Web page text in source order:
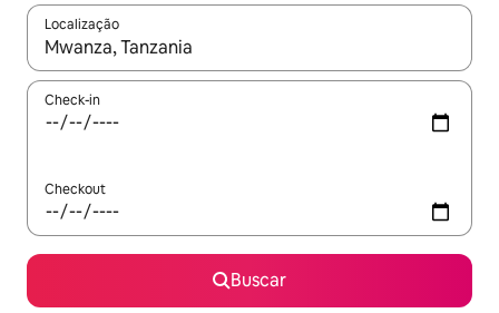
Localização
Quando os resultados estiverem disponíveis, explore-os
Check-in
Checkout
Buscar